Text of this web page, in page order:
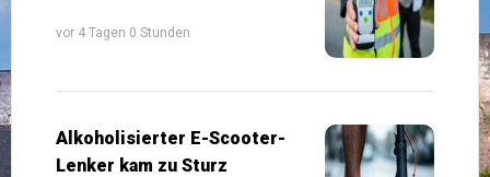
vor 4 Tagen 0 Stunden
Alkoholisierter E-Scooter-
Lenker kam zu Sturz